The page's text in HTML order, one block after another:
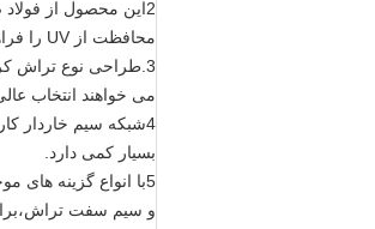
محافظت از UV را فراهم می کند.
3.طراحی نوع تراش
می خواهند انتخاب
4شبكه سیم خاردار
بسیار کمی دارد.
و سیم سفت